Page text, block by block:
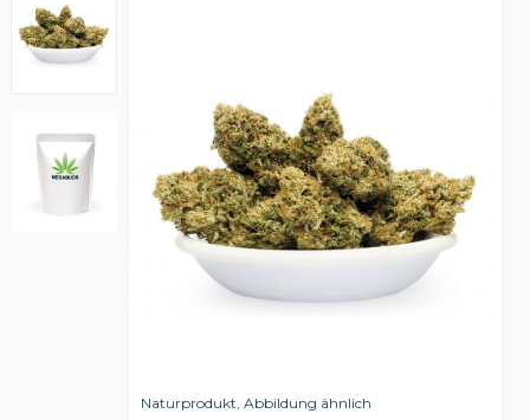
Naturprodukt, Abbildung ähnlich